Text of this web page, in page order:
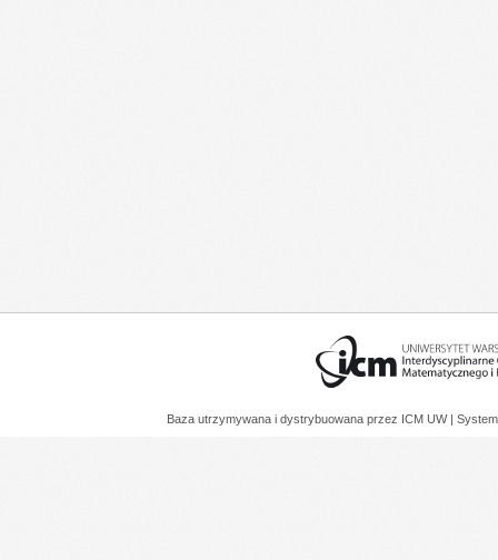
Baza utrzymywana i dystrybuowana przez ICM UW |